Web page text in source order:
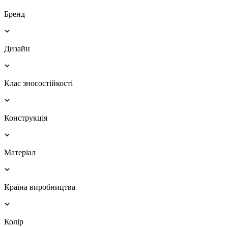
Бренд
Дизайн
Клас зносостійкості
Конструкція
Матеріал
Країна виробництва
Колір